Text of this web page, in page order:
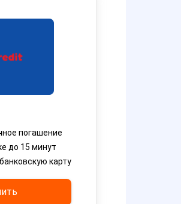
погашение
до 15 минут
карту